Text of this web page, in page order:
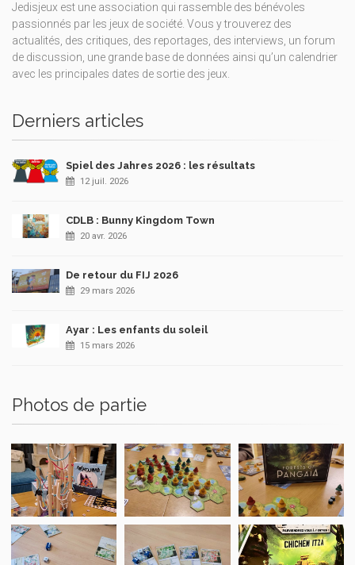
Jedisjeux est une association qui rassemble des bénévoles
passionnés par les jeux de société. Vous y trouverez des
actualités, des critiques, des reportages, des interviews, un forum
de discussion, une grande base de données ainsi qu’un calendrier
avec les principales dates de sortie des jeux.
Derniers articles
Spiel des Jahres 2026 : les résultats
12 juil. 2026
CDLB : Bunny Kingdom Town
20 avr. 2026
De retour du FIJ 2026
29 mars 2026
Ayar : Les enfants du soleil
15 mars 2026
Photos de partie